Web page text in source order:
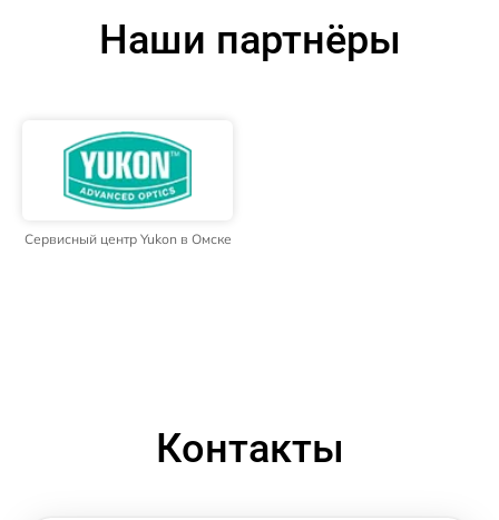
Наши партнёры
Сервисный центр Yukon в Омске
Контакты